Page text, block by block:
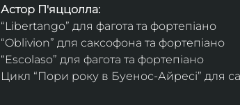
Астор П'яццолла:
“Libertango” для фагота та фортепіано
“Oblivion” для саксофона та фортепіано
“Escolaso” для фагота та фортепіано
Цикл “Пори року в Буенос-Айресі” для